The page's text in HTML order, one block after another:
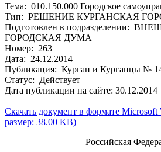
Тема: 010.150.000 Городское
Тип: РЕШЕНИЕ КУРГАНСКАЯ
Подготовлен в подразделении:
ГОРОДСКАЯ ДУМА
Номер: 263
Дата: 24.12.2014
Публикация: Курган и Курганцы №
Статус: Действует
Дата публикации на сайте: 30.12.2014
Скачать документ в формате Microsoft
размер: 38.00 KB)
Российская